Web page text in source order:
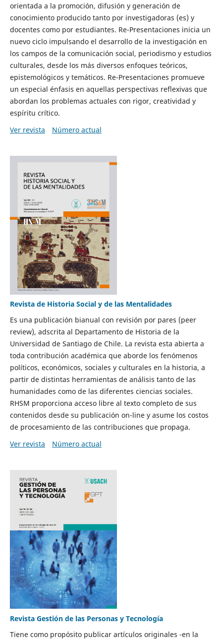
orientada a la promoción, difusión y generación de
conocimiento producido tanto por investigadoras (es) y
docentes como por estudiantes. Re-Presentaciones inicia un
nuevo ciclo impulsando el desarrollo de la investigación en
los campos de la comunicación social, periodismo y estudios
culturales, desde los más diversos enfoques teóricos,
epistemológicos y temáticos. Re-Presentaciones promueve
un especial énfasis en aquellas perspectivas reflexivas que
abordan los problemas actuales con rigor, creatividad y
espíritu crítico.
Ver revista
Número actual
Revista de Historia Social y de las Mentalidades
Es una publicación bianual con revisión por pares (peer
review), adscrita al Departamento de Historia de la
Universidad de Santiago de Chile. La revista esta abierta a
toda contribución académica que aborde los fenómenos
políticos, económicos, sociales y culturales en la historia, a
partir de distintas herramientas de análisis tanto de las
humanidades como de las diferentes ciencias sociales.
RHSM proporciona acceso libre al texto completo de sus
contenidos desde su publicación on-line y asume los costos
de procesamiento de las contribuciones que propaga.
Ver revista
Número actual
Revista Gestión de las Personas y Tecnología
Tiene como propósito publicar artículos originales -en la